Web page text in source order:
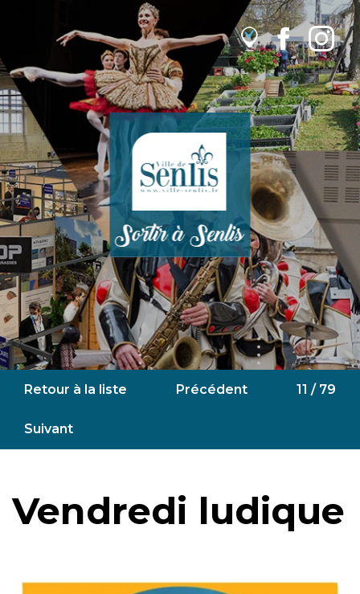
Retour à la liste Précédent 11 / 79
Suivant
Vendredi ludique